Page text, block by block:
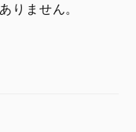
りません。